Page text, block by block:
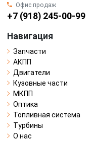
Офис продаж
+7 (918) 245-00-99
Навигация
Запчасти
АКПП
Двигатели
Кузовные части
МКПП
Оптика
Топливная система
Турбины
О нас